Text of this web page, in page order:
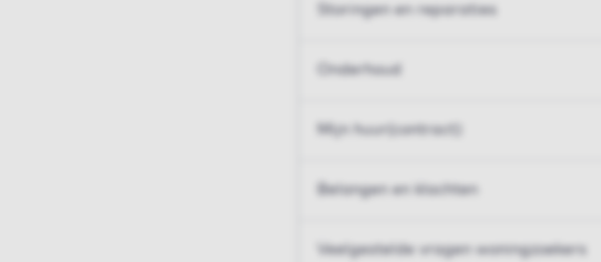
Storingen en reparaties
Onderhoud
Mijn huur(contract)
Belangen en klachten
Veelgestelde vragen woningzoekers